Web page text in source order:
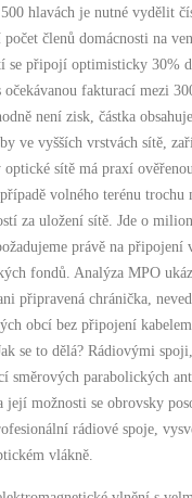
hlavách je nutné vydělit
členů domácnosti na
se připojí optimisticky 30%
očekávanou fakturací mezi
není zisk, částka
ve vyšších vrstvách sítě,
optické sítě má praxí
volného terénu trochu
za uložení sítě. Jde o
právě na připojení
fondů. Analýza MPO
připravená chránička,
obcí bez připojení
se to dělá? Rádiovými
směrových parabolických
možnosti se obrovsky
rádiové spoje,
vlákně.